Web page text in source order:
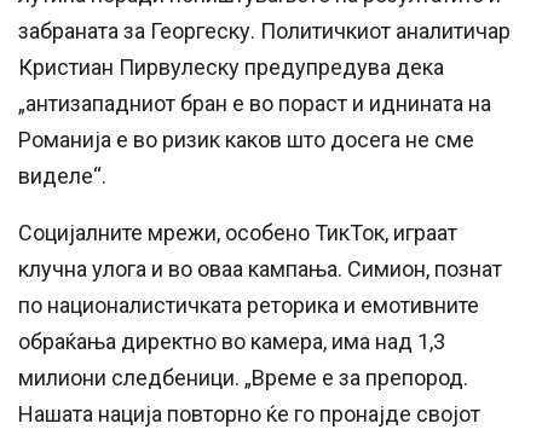
забраната за Георгеску. Политичкиот аналитичар
Кристиан Пирвулеску предупредува дека
„антизападниот бран е во пораст и иднината на
Романија е во ризик каков што досега не сме
виделе“.
Социјалните мрежи, особено ТикТок, играат
клучна улога и во оваа кампања. Симион, познат
по националистичката реторика и емотивните
обраќања директно во камера, има над 1,3
милиони следбеници. „Време е за препород.
Нашата нација повторно ќе го пронајде својот